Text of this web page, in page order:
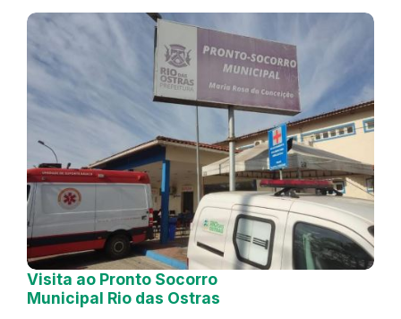
Visita ao Pronto Socorro
Municipal Rio das Ostras